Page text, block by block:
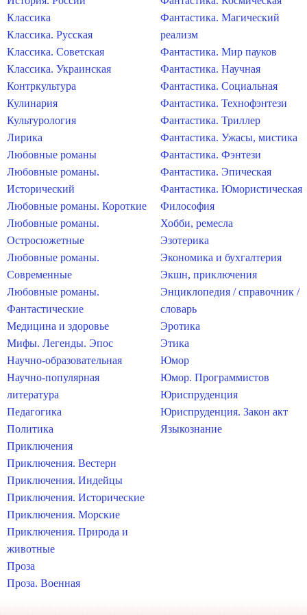
Классика
Классика. Русская
Классика. Советская
Классика. Украинская
Контркультура
Кулинария
Культурология
Лирика
Любовные романы
Любовные романы.
Исторический
Любовные романы. Короткие
Любовные романы.
Остросюжетные
Любовные романы.
Современные
Любовные романы.
Фантастические
Медицина и здоровье
Мифы. Легенды. Эпос
Научно-образовательная
Научно-популярная
литература
Педагогика
Политика
Приключения
Приключения. Вестерн
Приключения. Индейцы
Приключения. Исторические
Приключения. Морские
Приключения. Природа и
животные
Проза
Проза. Военная
Фантастика. Магический
реализм
Фантастика. Мир пауков
Фантастика. Научная
Фантастика. Социальная
Фантастика. Технофэнтези
Фантастика. Триллер
Фантастика. Ужасы, мистика
Фантастика. Фэнтези
Фантастика. Эпическая
Фантастика. Юмористическая
Философия
Хобби, ремесла
Эзотерика
Экономика и бухгалтерия
Экшн, приключения
Энциклопедия / справочник /
словарь
Эротика
Этика
Юмор
Юмор. Программистов
Юриспруденция
Юриспруденция. Закон акт
Языкознание